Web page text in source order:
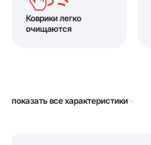
Коврики легко
очищаются
показать все характеристики